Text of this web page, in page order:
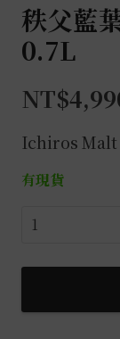
秩父藍
0.7L
NT$
Ichiros
有現貨
秩
藍
限